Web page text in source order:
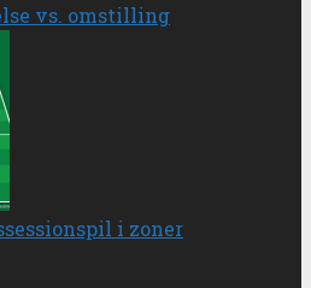
vs. omstilling
i zoner